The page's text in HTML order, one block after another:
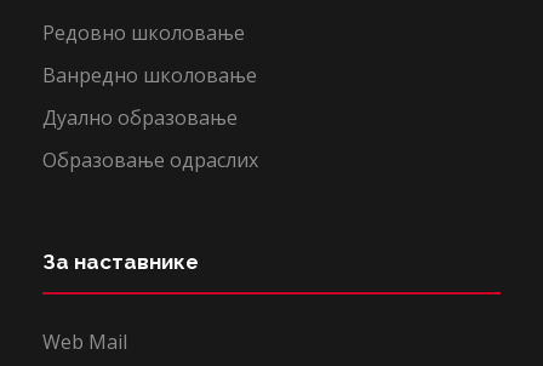
Редовно школовање
Ванредно школовање
Дуално образовање
Образовање одраслих
За наставнике
Web Mail